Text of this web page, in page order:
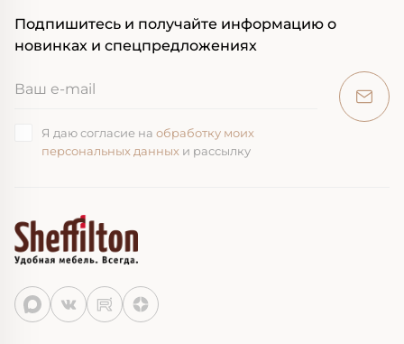
Подпишитесь и получайте информацию о
новинках и спецпредложениях
Я даю согласие на обработку моих
персональных данных и рассылку